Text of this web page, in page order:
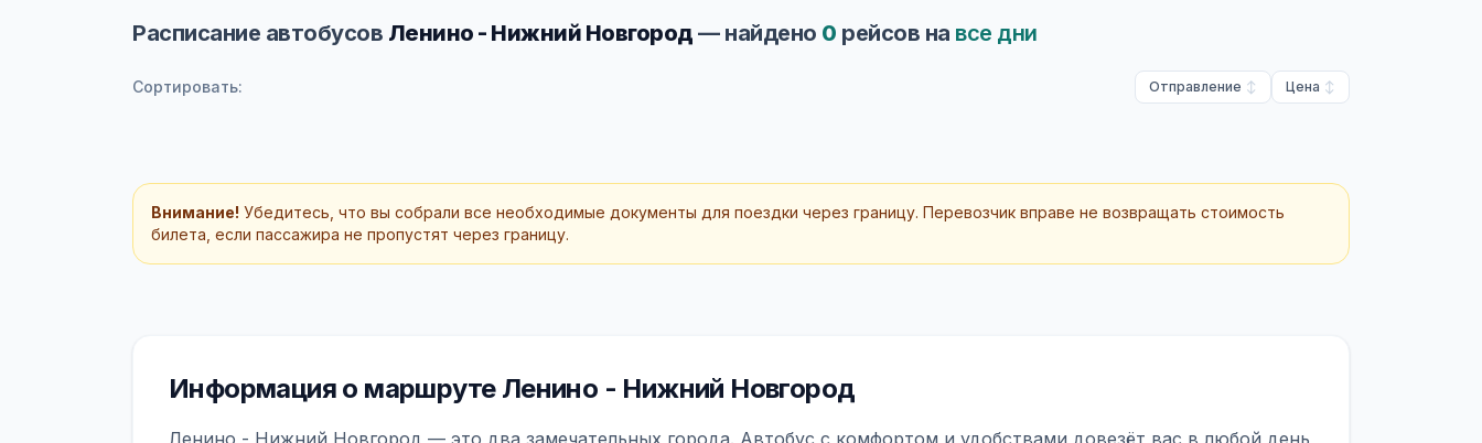
Расписание автобусов Ленино - Нижний Новгород — найдено 0 рейсов на все дни
Сортировать: Отправление Цена
Внимание! Убедитесь, что вы собрали все необходимые документы для поездки через границу. Перевозчик вправе не возвращать стоимость
билета, если пассажира не пропустят через границу.
Информация о маршруте Ленино - Нижний Новгород
Ленино - Нижний Новгород — это два замечательных города. Автобус с комфортом и удобствами довезёт вас в любой день